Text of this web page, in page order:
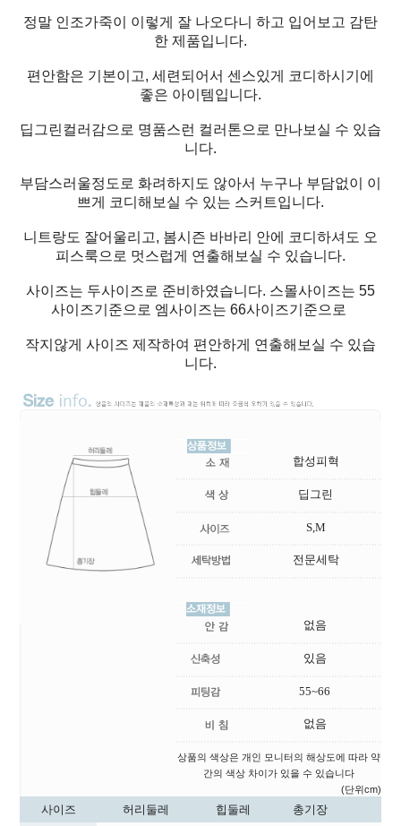
정말 인조가죽이 이렇게 잘 나오다니 하고 입어보고 감탄
한 제품입니다.
편안함은 기본이고, 세련되어서 센스있게 코디하시기에
좋은 아이템입니다.
딥그린컬러감으로 명품스런 컬러톤으로 만나보실 수 있습
니다.
부담스러울정도로 화려하지도 않아서 누구나 부담없이 이
쁘게 코디해보실 수 있는 스커트입니다.
니트랑도 잘어울리고, 봄시즌 바바리 안에 코디하셔도 오
피스룩으로 멋스럽게 연출해보실 수 있습니다.
사이즈는 두사이즈로 준비하였습니다. 스몰사이즈는 55
사이즈기준으로 엠사이즈는 66사이즈기준으로
작지않게 사이즈 제작하여 편안하게 연출해보실 수 있습
니다.
합성피혁
딥그린
S,M
전문세탁
없음
있음
55~66
없음
상품의 색상은 개인 모니터의 해상도에 따라 약
간의 색상 차이가 있을 수 있습니다
(단위cm)
사이즈 허리둘레 힙둘레
총기장